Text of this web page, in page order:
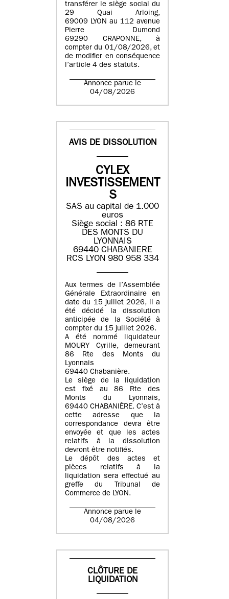
transférer le siège social du
29 Quai Arloing,
69009 LYON au 112 avenue
Pierre Dumond
69290 CRAPONNE, à
compter du 01/08/2026, et
de modifier en conséquence
l’article 4 des statuts.
Annonce parue le
04/08/2026
AVIS DE DISSOLUTION
CYLEX
INVESTISSEMENT
S
SAS au capital de 1.000
euros
Siège social : 86 RTE
DES MONTS DU
LYONNAIS
69440 CHABANIERE
RCS LYON 980 958 334
Aux termes de l’Assemblée
Générale Extraordinaire en
date du 15 juillet 2026, il a
été décidé la dissolution
anticipée de la Société à
compter du 15 juillet 2026.
A été nommé liquidateur
MOURY Cyrille, demeurant
86 Rte des Monts du
Lyonnais
69440 Chabanière.
Le siège de la liquidation
est fixé au 86 Rte des
Monts du Lyonnais,
69440 CHABANIÈRE. C’est à
cette adresse que la
correspondance devra être
envoyée et que les actes
relatifs à la dissolution
devront être notifiés.
Le dépôt des actes et
pièces relatifs à la
liquidation sera effectué au
greffe du Tribunal de
Commerce de LYON.
Annonce parue le
04/08/2026
CLÔTURE DE
LIQUIDATION